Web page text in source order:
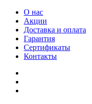
О нас
Акции
Доставка и оплата
Гарантия
Сертификаты
Контакты